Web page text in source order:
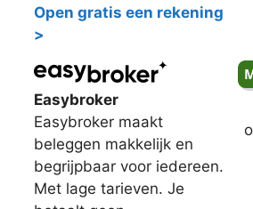
Open gratis een rekening
>
Easybroker
Easybroker maakt
beleggen makkelijk en
begrijpbaar voor iedereen.
Met lage tarieven. Je